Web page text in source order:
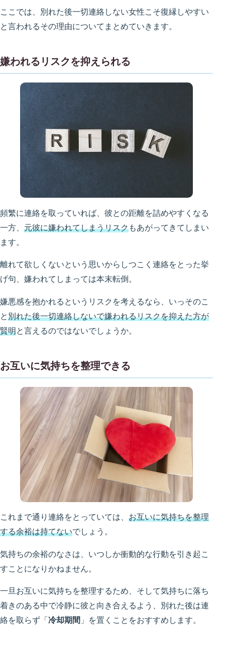
ここでは、別れた後一切連絡しない女性こそ復縁しやすい
と言われるその理由についてまとめていきます。
嫌われるリスクを抑えられる
頻繁に連絡を取っていれば、彼との距離を詰めやすくなる
一方、 元彼に嫌われてしまうリスクもあがってきてしまい
ます。
離れて欲しくないという思いからしつこく連絡をとった挙
げ句、嫌われてしまっては本末転倒。
嫌悪感を抱かれるというリスクを考えるなら、いっそのこ
と別れた後一切連絡しないで嫌われるリスクを抑えた方が
賢明と言えるのではないでしょうか。
お互いに気持ちを整理できる
これまで通り連絡をとっていては、 お互いに気持ちを整理
する余裕は持てないでしょう。
気持ちの余裕のなさは、いつしか衝動的な行動を引き起こ
すことになりかねません。
一旦お互いに気持ちを整理するため、そして気持ちに落ち
着きのある中で冷静に彼と向き合えるよう、別れた後は連
絡を取らず「 冷却期間 」を置くことをおすすめします。